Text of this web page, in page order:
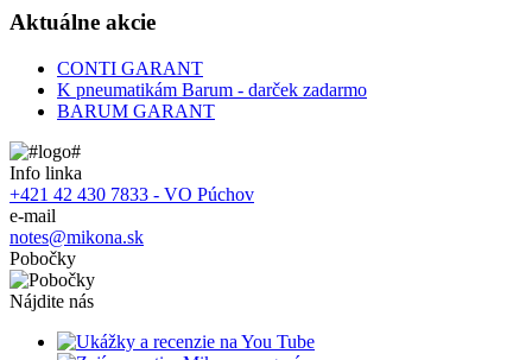
Aktuálne akcie
CONTI GARANT
K pneumatikám Barum - darček zadarmo
BARUM GARANT
Info linka
+421 42 430 7833 - VO Púchov
e-mail
notes@mikona.sk
Pobočky
Nájdite nás